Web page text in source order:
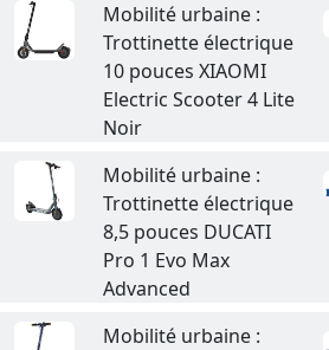
Mobilité urbaine :
Trottinette électrique
10 pouces XIAOMI
Electric Scooter 4 Lite
Noir
Mobilité urbaine :
Trottinette électrique
8,5 pouces DUCATI
Pro 1 Evo Max
Advanced
Mobilité urbaine :